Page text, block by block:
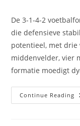
De 3-1-4-2
die defensieve
potentieel, met drie
middenvelder, vier
formatie moedigt
Continue Reading